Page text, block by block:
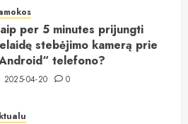
per 5 minutes prijungti
stebėjimo kamerą prie
telefono?
2025-04-20 0